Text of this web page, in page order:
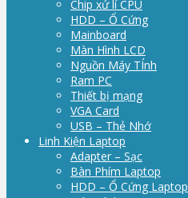
Chip xử lí CPU
HDD – Ổ Cứng
Mainboard
Màn Hình LCD
Nguồn Máy TÍnh
Ram PC
Thiết bị mạng
VGA Card
USB – Thẻ Nhớ
Linh Kiện Laptop
Adapter – Sạc
Bàn Phím Laptop
HDD – Ổ Cứng Laptop